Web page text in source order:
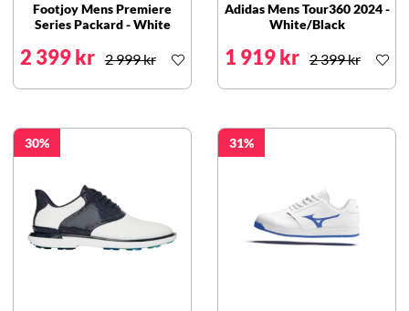
Footjoy Mens Premiere
Series Packard - White
2 399 kr 2 999 kr
Adidas Mens Tour360 2024 -
White/Black
1 919 kr 2 399 kr
30 31